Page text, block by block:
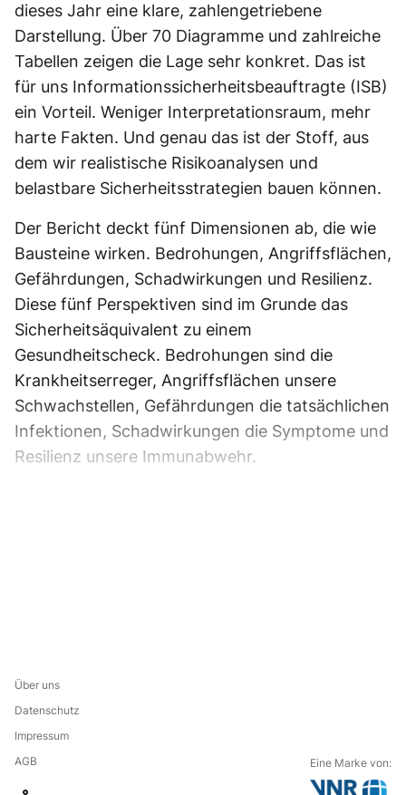
dieses Jahr eine klare, zahlengetriebene
Darstellung. Über 70 Diagramme und zahlreiche
Tabellen zeigen die Lage sehr konkret. Das ist
für uns Informationssicherheitsbeauftragte (ISB)
ein Vorteil. Weniger Interpretationsraum, mehr
harte Fakten. Und genau das ist der Stoff, aus
dem wir realistische Risikoanalysen und
belastbare Sicherheitsstrategien bauen können.
Der Bericht deckt fünf Dimensionen ab, die wie
Bausteine wirken. Bedrohungen, Angriffsflächen,
Gefährdungen, Schadwirkungen und Resilienz.
Diese fünf Perspektiven sind im Grunde das
Sicherheitsäquivalent zu einem
Gesundheitscheck. Bedrohungen sind die
Krankheitserreger, Angriffsflächen unsere
Schwachstellen, Gefährdungen die tatsächlichen
Infektionen, Schadwirkungen die Symptome und
Resilienz unsere Immunabwehr.
Über uns
Datenschutz
Impressum
AGB
Eine Marke von: